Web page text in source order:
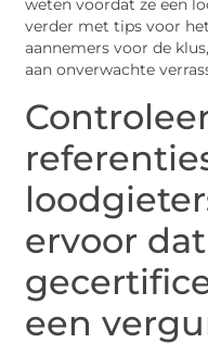
weten voordat ze een
verder met tips voor
aannemers voor de
aan onverwachte
ervoor
een